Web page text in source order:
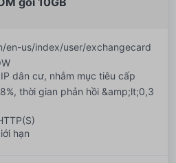
en-us/index/user/exchangecard
dân cư, nhắm mục tiêu cấp
thời gian phản hồi &amp;lt;0,3
hạn